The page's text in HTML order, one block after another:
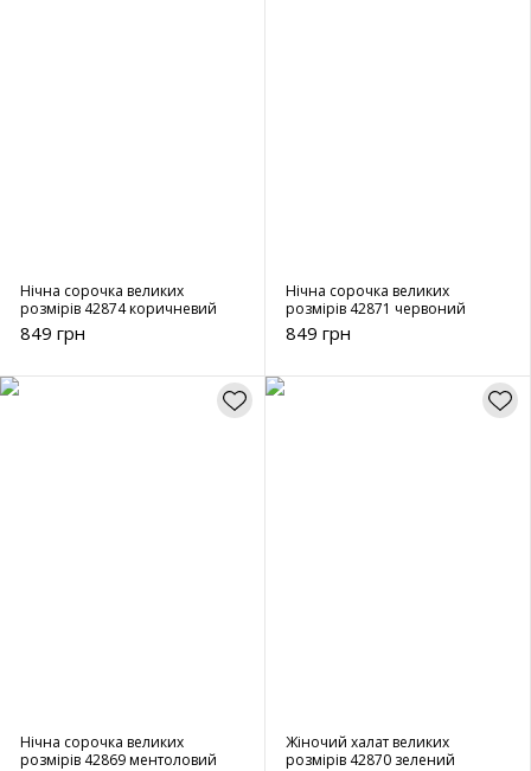
Нічна сорочка великих
розмірів 42874 коричневий
849 грн
Нічна сорочка великих
розмірів 42871 червоний
849 грн
Нічна сорочка великих
розмірів 42869 ментоловий
Жіночий халат великих
розмірів 42870 зелений